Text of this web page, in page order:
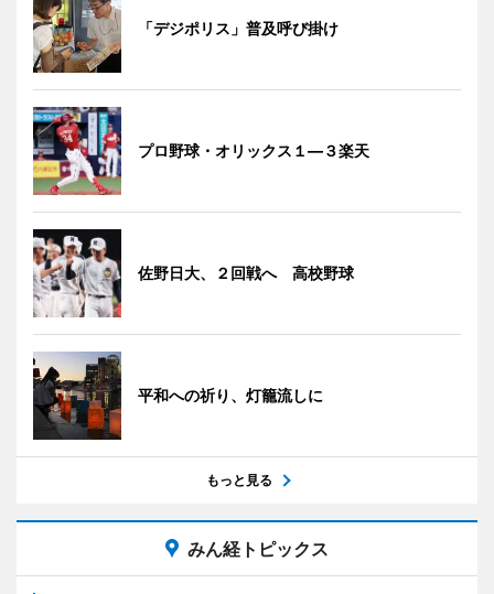
「デジポリス」普及呼び掛け
プロ野球・オリックス１―３楽天
佐野日大、２回戦へ 高校野球
平和への祈り、灯籠流しに
もっと見る
みん経トピックス